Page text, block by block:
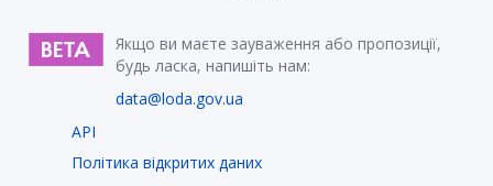
Якщо ви маєте зауваження або пропозиції,
будь ласка, напишіть нам:
data@loda.gov.ua
API
Політика відкритих даних